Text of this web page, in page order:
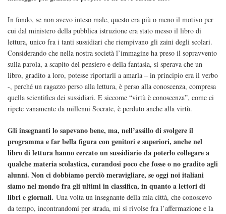
In fondo, se non avevo inteso male, questo era più o meno il motivo per
cui dal ministero della pubblica istruzione era stato messo il libro di
lettura, unico fra i tanti sussidiari che riempivano gli zaini degli scolari.
Considerando che nella nostra società l’immagine ha preso il sopravvento
sulla parola, a scapito del pensiero e della fantasia, si sperava che un
libro, gradito a loro, potesse riportarli a amarla – in principio era il verbo
-, perché un ragazzo perso alla lettura, è perso alla conoscenza, compresa
quella scientifica dei sussidiari. E siccome “virtù è conoscenza”, come ci
ripete vanamente da millenni Socrate, è perduto anche alla virtù.
Gli insegnanti lo sapevano bene, ma, nell’assillo di svolgere il
programma e far bella figura con genitori e superiori, anche nel
libro di lettura hanno cercato un sussidiario da poterlo collegare a
qualche materia scolastica, curandosi poco che fosse o no gradito agli
alunni. Non ci dobbiamo perciò meravigliare, se oggi noi italiani
siamo nel mondo fra gli ultimi in classifica, in quanto a lettori di
libri e giornali. Una volta un insegnante della mia città, che conoscevo
da tempo, incontrandomi per strada, mi si rivolse fra l’affermazione e la